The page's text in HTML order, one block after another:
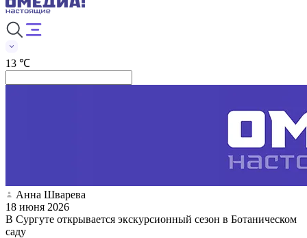
13 ℃
Анна Шварева
18 июня 2026
В Сургуте открывается экскурсионный сезон в Ботаническом
саду